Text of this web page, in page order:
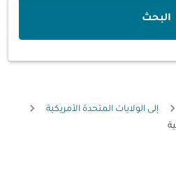
البحث
إلى الولايات المتحدة الأمريكية